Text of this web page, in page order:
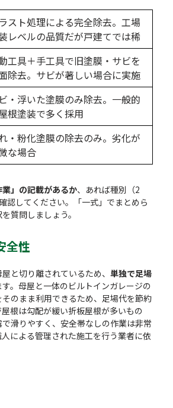
スト処理による完全除去。工場
レベルの品質だが戸建てでは稀
工具＋手工具で旧塗膜・サビを
除去。サビが著しい場合に実施
・浮いた塗膜のみ除去。一般的
根塗装で多く採用
・粉化塗膜の除去のみ。劣化が
な場合
業」の記載があるか、あれば種別（2
認してください。「一式」でまとめら
質問しましょう。
全性
と切り離されているため、 単独で足場
。母屋と一体のビルトインガレージの
のまま利用できるため、足場代を節約
根は勾配が緩い折板屋根が多いもの
滑りやすく、安全帯なしの作業は非常
による管理された施工を行う業者に依